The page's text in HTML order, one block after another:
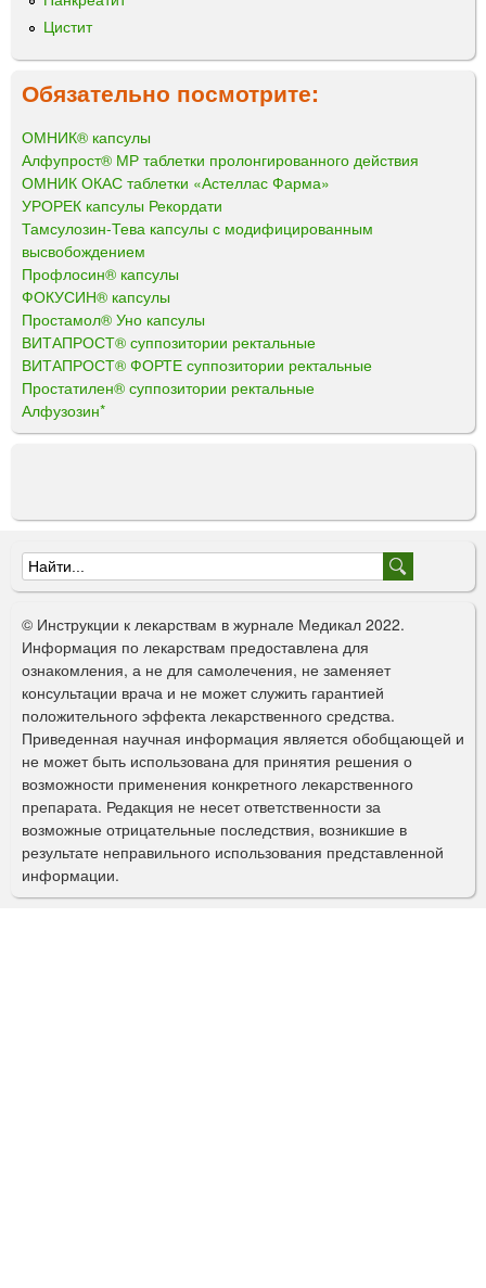
Цистит
Обязательно посмотрите:
ОМНИК® капсулы
Алфупрост® МР таблетки пролонгированного действия
ОМНИК ОКАС таблетки «Астеллас Фарма»
УРОРЕК капсулы Рекордати
Тамсулозин-Тева капсулы с модифицированным
высвобождением
Профлосин® капсулы
ФОКУСИН® капсулы
Простамол® Уно капсулы
ВИТАПРОСТ® суппозитории ректальные
ВИТАПРОСТ® ФОРТЕ суппозитории ректальные
Простатилен® суппозитории ректальные
Алфузозин*
Ф
о
р
м
а
п
о
и
с
к
© Инструкции к лекарствам в журнале Медикал 2022.
Информация по лекарствам предоставлена для
ознакомления, а не для самолечения, не заменяет
консультации врача и не может служить гарантией
положительного эффекта лекарственного средства.
Приведенная научная информация является обобщающей и
не может быть использована для принятия решения о
возможности применения конкретного лекарственного
препарата. Редакция не несет ответственности за
возможные отрицательные последствия, возникшие в
результате неправильного использования представленной
информации.